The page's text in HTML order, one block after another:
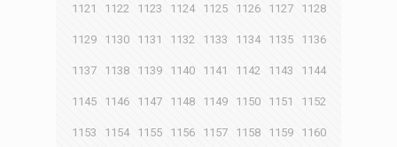
1121 1122 1123 1124 1125 1126 1127 1128
1129 1130 1131 1132 1133 1134 1135 1136
1137 1138 1139 1140 1141 1142 1143 1144
1145 1146 1147 1148 1149 1150 1151 1152
1153 1154 1155 1156 1157 1158 1159 1160